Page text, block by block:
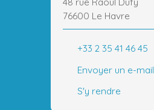
76600 Le Havre
+33 2 35 41 46 45
Envoyer un e-mail
S'y rendre